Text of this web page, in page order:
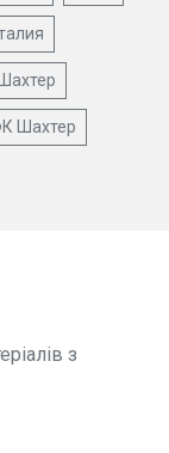
Шахтер
Шахтер
з